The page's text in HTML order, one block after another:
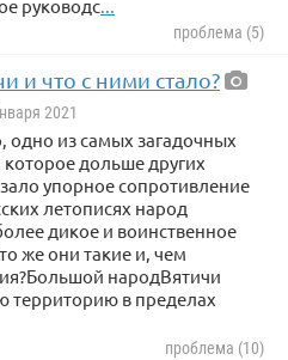
руководс
проблема (5)
и что с ними стало?
2021
одно из самых загадочных
дольше других
упорное сопротивление
летописях народ
дикое и воинственное
же они такие и, чем
народВятичи
территорию в пределах
проблема (10)